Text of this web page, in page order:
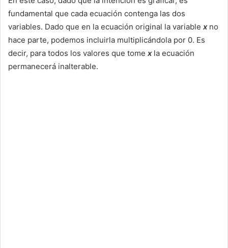
fundamental que cada ecuación contenga las dos
variables. Dado que en la ecuación original la variable x no
hace parte, podemos incluirla multiplicándola por 0. Es
decir, para todos los valores que tome x la ecuación
permanecerá inalterable.